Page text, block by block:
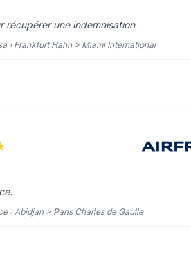
récupérer une indemnisation
› Frankfurt Hahn > Miami International
› Abidjan > Paris Charles de Gaulle